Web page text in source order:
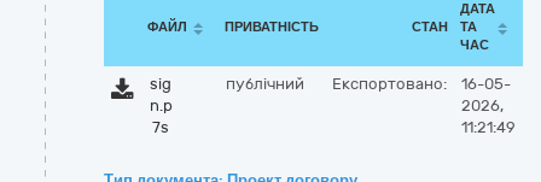
ФАЙЛ ПРИВАТНІСТЬ СТАН
ДАТА
ТА
ЧАС
sig
n.p
7s
публічний Експортовано:
16-05-
2026,
11:21:49